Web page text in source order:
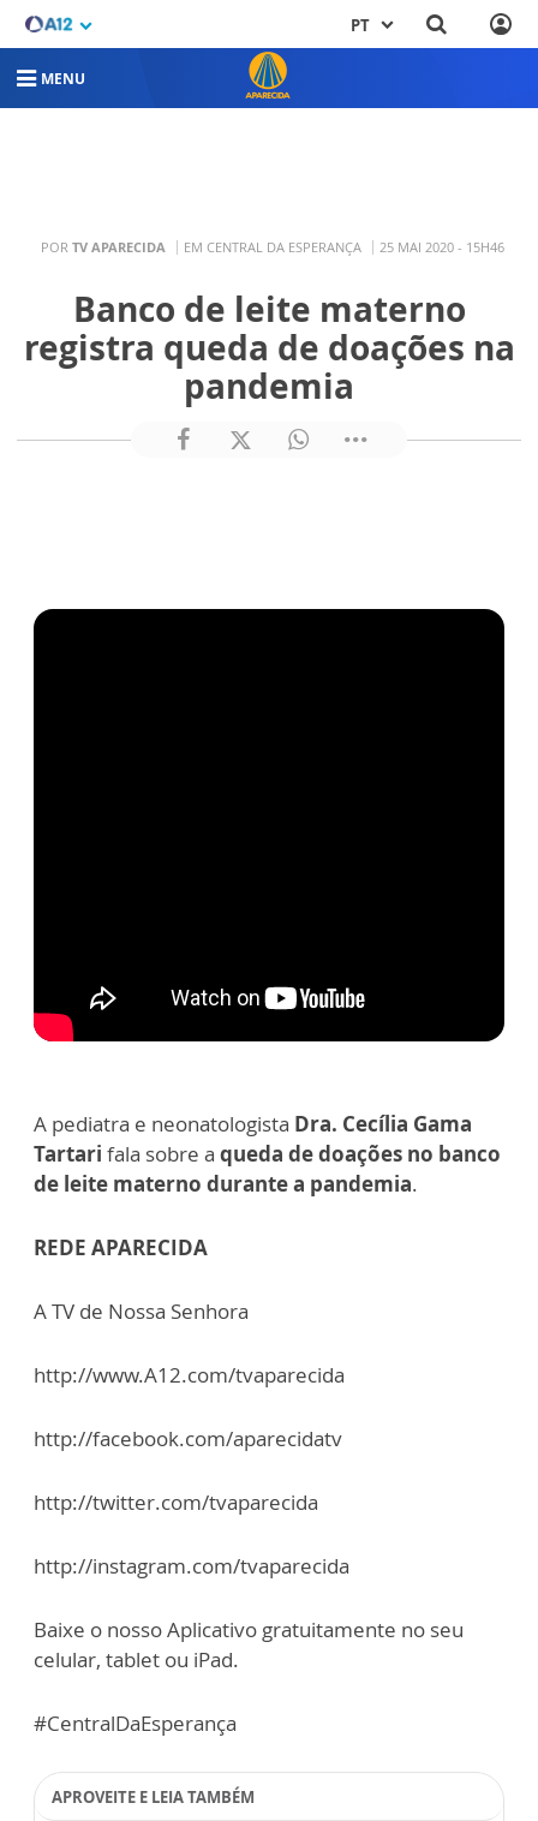
PT
MENU
POR TV APARECIDA EM CENTRAL DA ESPERANÇA 25 MAI 2020 - 15H46
Banco de leite materno
registra queda de doações na
pandemia
A pediatra e neonatologista Dra. Cecília Gama
Tartari fala sobre a queda de doações no banco
de leite materno durante a pandemia.
REDE APARECIDA
A TV de Nossa Senhora
http://www.A12.com/tvaparecida
http://facebook.com/aparecidatv
http://twitter.com/tvaparecida
http://instagram.com/tvaparecida
Baixe o nosso Aplicativo gratuitamente no seu
celular, tablet ou iPad.
#CentralDaEsperança
APROVEITE E LEIA TAMBÉM